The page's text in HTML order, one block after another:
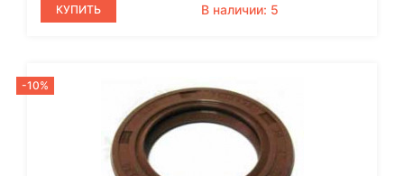
КУПИТЬ В наличии: 5
-10%